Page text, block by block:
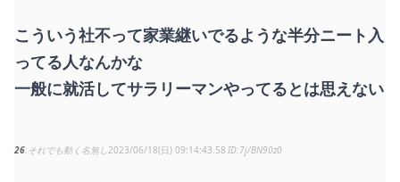
こういう社不って家業継いでるような半分ニート入
ってる人なんかな
一般に就活してサラリーマンやってるとは思えない
26 それでも動く名無し2023/06/18(日) 09:14:43.58 7j/BN90z0